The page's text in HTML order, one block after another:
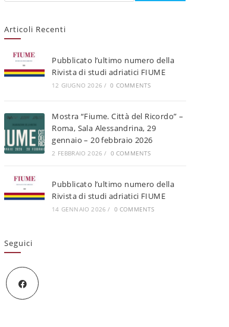
Articoli Recenti
Pubblicato l’ultimo numero della
Rivista di studi adriatici FIUME
12 GIUGNO 2026 / 0 COMMENTS
Mostra “Fiume. Città del Ricordo” –
Roma, Sala Alessandrina, 29
gennaio – 20 febbraio 2026
2 FEBBRAIO 2026 / 0 COMMENTS
Pubblicato l’ultimo numero della
Rivista di studi adriatici FIUME
14 GENNAIO 2026 / 0 COMMENTS
Seguici